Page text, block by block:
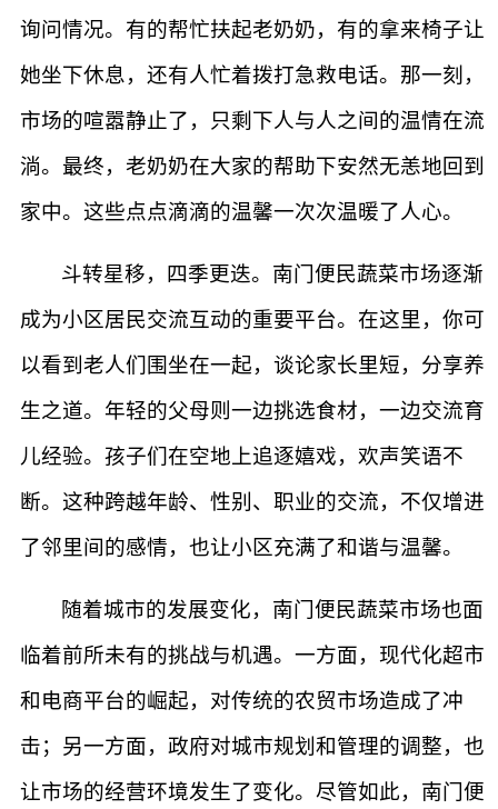
询问情况。有的帮忙扶起老奶奶，有的拿来椅子让
她坐下休息，还有人忙着拨打急救电话。那一刻，
市场的喧嚣静止了，只剩下人与人之间的温情在流
淌。最终，老奶奶在大家的帮助下安然无恙地回到
家中。这些点点滴滴的温馨一次次温暖了人心。
斗转星移，四季更迭。南门便民蔬菜市场逐渐
成为小区居民交流互动的重要平台。在这里，你可
以看到老人们围坐在一起，谈论家长里短，分享养
生之道。年轻的父母则一边挑选食材，一边交流育
儿经验。孩子们在空地上追逐嬉戏，欢声笑语不
断。这种跨越年龄、性别、职业的交流，不仅增进
了邻里间的感情，也让小区充满了和谐与温馨。
随着城市的发展变化，南门便民蔬菜市场也面
临着前所未有的挑战与机遇。一方面，现代化超市
和电商平台的崛起，对传统的农贸市场造成了冲
击；另一方面，政府对城市规划和管理的调整，也
让市场的经营环境发生了变化。尽管如此，南门便